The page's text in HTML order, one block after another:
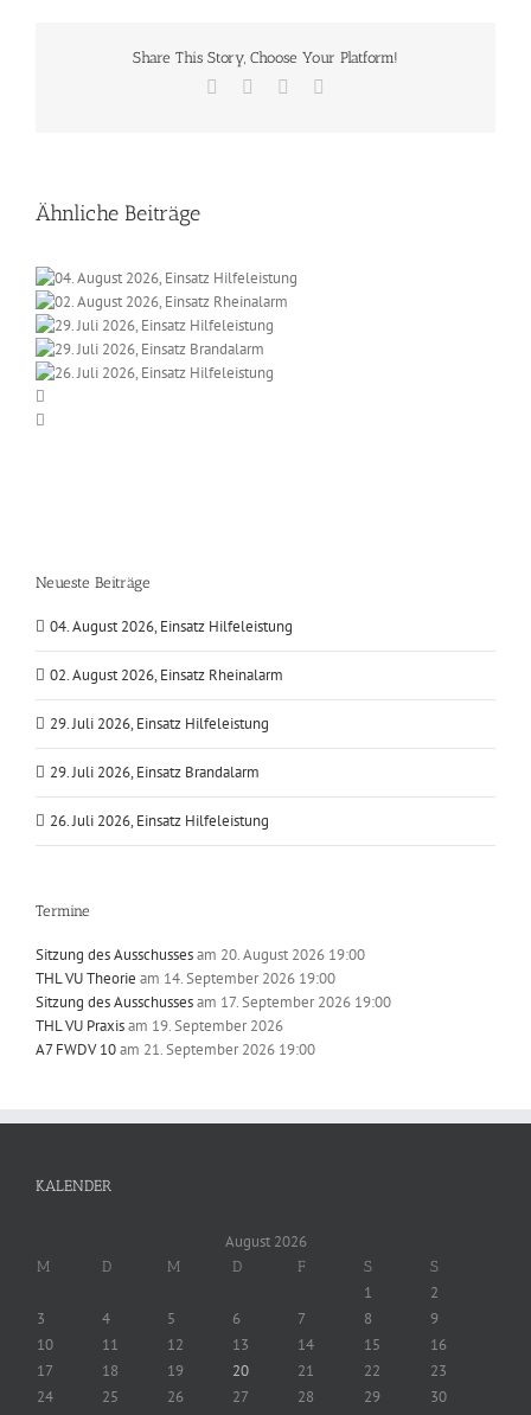
Share This Story, Choose Your Platform!
Facebook
Ähnliche Beiträge
Neueste Beiträge
04. August 2026, Einsatz Hilfeleistung
02. August 2026, Einsatz Rheinalarm
29. Juli 2026, Einsatz Hilfeleistung
29. Juli 2026, Einsatz Brandalarm
26. Juli 2026, Einsatz Hilfeleistung
Termine
Sitzung des Ausschussesam 20. August 2026 19:00
THL VU Theorie am 14. September 2026 19:00
Sitzung des Ausschussesam 17. September 2026 19:00
THL VU Praxisam 19. September 2026
A7 FWDV 10am 21. September 2026 19:00
KALENDER
August 2026
M D M D F S S
1
2
3
4 5 6 7 8
9
10
11 12 13 14 15
16
17
18 19 20 21 22
23
24
25 26 27 28 29
30